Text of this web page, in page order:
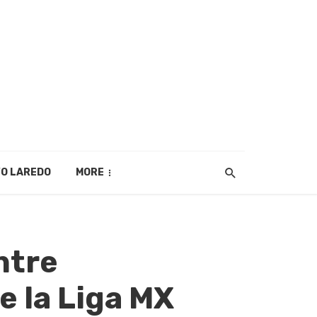
LAREDO MORE
la Liga MX